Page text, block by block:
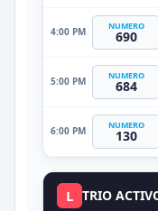
4:00 PM NUMERO
690
5:00 PM NUMERO
684
6:00 PM NUMERO
130
L TRIO